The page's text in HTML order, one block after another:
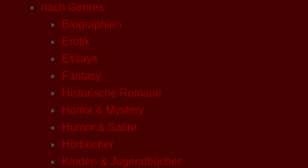
nach Genres
Biographien
Erotik
Essays
Fantasy
Historische Romane
Horror & Mystery
Humor & Satire
Hörbücher
Kinder- & Jugendbücher